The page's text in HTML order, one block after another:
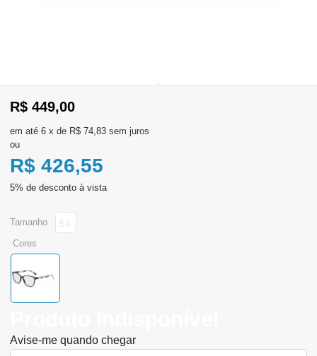
,
se
aqui
Registre-
se
R$ 449,00
6 x de R$ 74,83 sem juros
ou
R$ 426,55
cores
tamanho 54
Avise-me quando chegar